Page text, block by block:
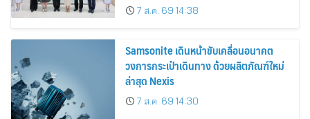
7 ส.ค. 69 14:38
Samsonite เดินหน้าขับเคลื่อนอนาคต
วงการกระเป๋าเดินทาง ด้วยผลิตภัณฑ์ใหม่
ล่าสุด Nexis
7 ส.ค. 69 14:30